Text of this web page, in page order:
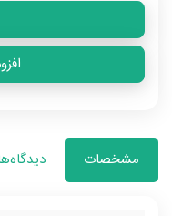
مشخصات